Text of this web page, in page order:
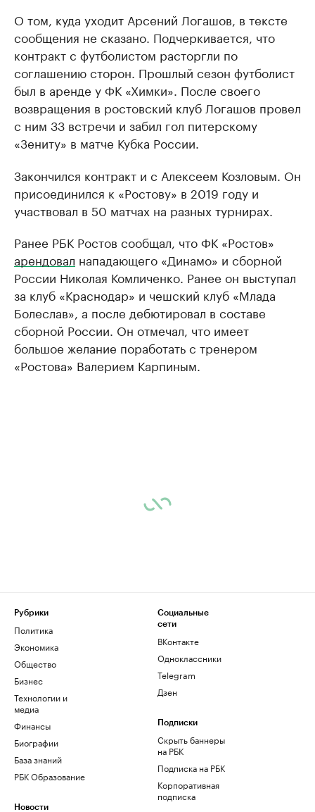
О том, куда уходит Арсений Логашов, в тексте
сообщения не сказано. Подчеркивается, что
контракт с футболистом расторгли по
соглашению сторон. Прошлый сезон футболист
был в аренде у ФК «Химки». После своего
возвращения в ростовский клуб Логашов провел
с ним 33 встречи и забил гол питерскому
«Зениту» в матче Кубка России.
Закончился контракт и с Алексеем Козловым. Он
присоединился к «Ростову» в 2019 году и
участвовал в 50 матчах на разных турнирах.
Ранее РБК Ростов сообщал, что ФК «Ростов»
арендовал нападающего «Динамо» и сборной
России Николая Комличенко. Ранее он выступал
за клуб «Краснодар» и чешский клуб «Млада
Болеслав», а после дебютировал в составе
сборной России. Он отмечал, что имеет
большое желание поработать с тренером
«Ростова» Валерием Карпиным.
Рубрики
Политика
Экономика
Общество
Бизнес
Технологии и
медиа
Финансы
Биографии
База знаний
РБК Образование
Новости
Социальные
сети
ВКонтакте
Одноклассники
Telegram
Дзен
Подписки
Скрыть баннеры
на РБК
Подписка на РБК
Корпоративная
подписка